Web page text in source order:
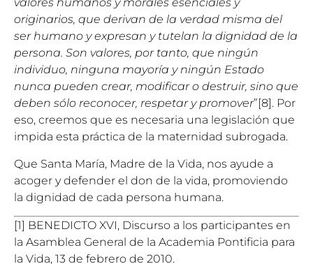
originarios, que derivan de la verdad misma del
ser humano y expresan y tutelan la dignidad de la
persona. Son valores, por tanto, que ningún
individuo, ninguna mayoría y ningún Estado
nunca pueden crear, modificar o destruir, sino que
deben sólo reconocer, respetar y promover”[8]. Por
eso, creemos que es necesaria una legislación que
impida esta práctica de la maternidad subrogada.
Que Santa María, Madre de la Vida, nos ayude a
acoger y defender el don de la vida, promoviendo
la dignidad de cada persona humana.
[1] BENEDICTO XVI, Discurso a los participantes en
la Asamblea General de la Academia Pontificia para
la Vida, 13 de febrero de 2010.